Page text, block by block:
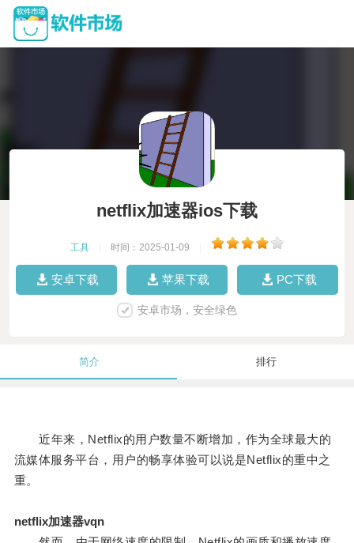
netflix加速器ios下载
工具 时间：2025-01-09
安卓下载 苹果下载 PC下载
安卓市场，安全绿色
简介 排行
近年来，Netflix的用户数量不断增加，作为全球最大的
流媒体服务平台，用户的畅享体验可以说是Netflix的重中之
重。
netflix加速器vqn